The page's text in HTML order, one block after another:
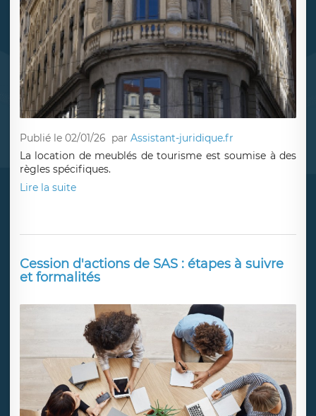
Publié le 02/01/26 parAssistant-juridique.fr
La location de meublés de tourisme est soumise à des
règles spécifiques.
Lire la suite
Cession d'actions de SAS : étapes à suivre
et formalités